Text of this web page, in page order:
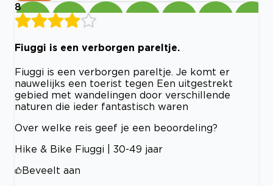
8
Fiuggi is een verborgen pareltje.
Fiuggi is een verborgen pareltje. Je komt er
nauwelijks een toerist tegen Een uitgestrekt
gebied met wandelingen door verschillende
naturen die ieder fantastisch waren
Over welke reis geef je een beoordeling?
Hike & Bike Fiuggi | 30-49 jaar
Beveelt aan